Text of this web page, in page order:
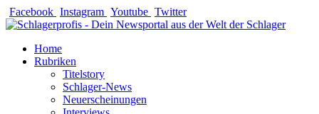
Zum
Inhalt
Facebook Instagram Youtube Twitter
Home
Rubriken
Titelstory
Schlager-News
Neuerscheinungen